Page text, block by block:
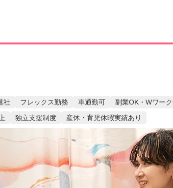
社 フレックス勤務 車通勤可
副業OK・Wワー
独立支援制度 産休・育児休暇実績あり